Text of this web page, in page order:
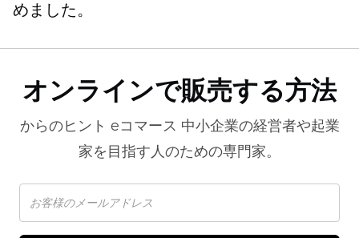
めました。
オンラインで販売する方法
からのヒント eコマース 中小企業の経営者や起業
家を目指す人のための専門家。